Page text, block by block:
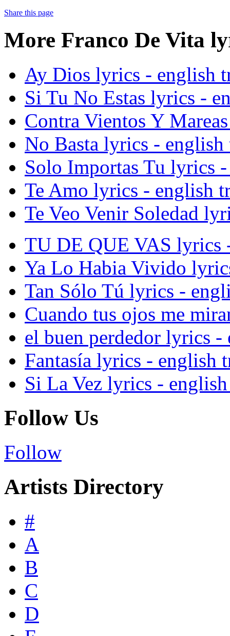
Share this page
More Franco De Vita
Ay Dios lyrics - english
Si Tu No Estas lyrics -
Contra Vientos Y
No Basta lyrics - english
Solo Importas Tu lyrics
Te Amo lyrics - english
Te Veo Venir Soledad
TU DE QUE VAS lyrics
Ya Lo Habia Vivido
Tan Sólo Tú lyrics -
Cuando tus ojos me
el buen perdedor lyrics
Fantasía lyrics - english
Si La Vez lyrics -
Follow Us
Follow
Artists Directory
#
A
B
C
D